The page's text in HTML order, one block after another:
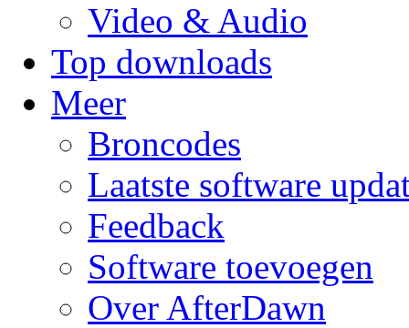
Video & Audio
Top downloads
Meer
Broncodes
Laatste software
Feedback
Software toevoegen
Over AfterDawn